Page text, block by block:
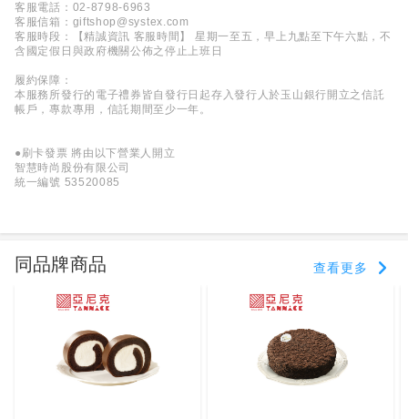
客服電話：02-8798-6963
客服信箱：giftshop@systex.com
客服時段：【精誠資訊 客服時間】 星期一至五，早上九點至下午六點，不
含國定假日與政府機關公佈之停止上班日
履約保障：
本服務所發行的電子禮券皆自發行日起存入發行人於玉山銀行開立之信託
帳戶，專款專用，信託期間至少一年。
●刷卡發票 將由以下營業人開立
智慧時尚股份有限公司
統一編號 53520085
同品牌商品 查看更多